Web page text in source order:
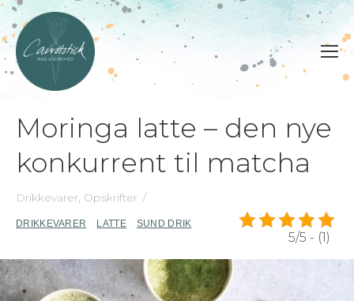
Moringa latte – den nye
konkurrent til matcha
Drikkevarer, Opskrifter
DRIKKEVARER LATTE SUND DRIK
5/5 - (1)